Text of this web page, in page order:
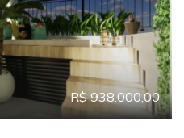
R$ 938.000,00